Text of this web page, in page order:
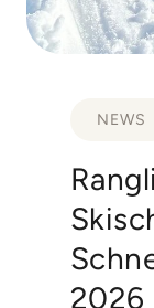
NEWS
2026